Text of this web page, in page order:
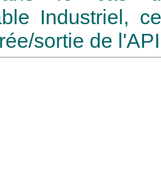
Industriel,
sortie de